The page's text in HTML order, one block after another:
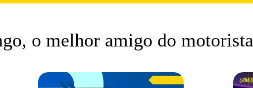
o melhor amigo do motorista
Reproduzir Vídeo